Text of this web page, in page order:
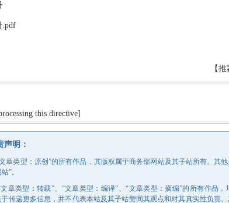
.pdf
【推
this directive]
声明：
章类型：原创”的所有作品，其版权属于商务部网站及其子站所有。其
”。
章类型：转载”、“文章类型：编译”、“文章类型：摘编”的所有作品
传递更多信息，并不代表本站及其子站赞同其观点和对其真实性负责